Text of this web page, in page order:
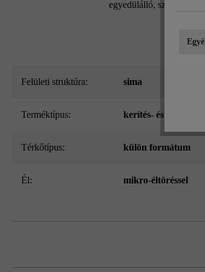
egyedülálló,
Felületi struktúra: sima
Terméktípus: kerítés- és falazókő
Térkőtípus: külön formátum
él: mikro-éltöréssel